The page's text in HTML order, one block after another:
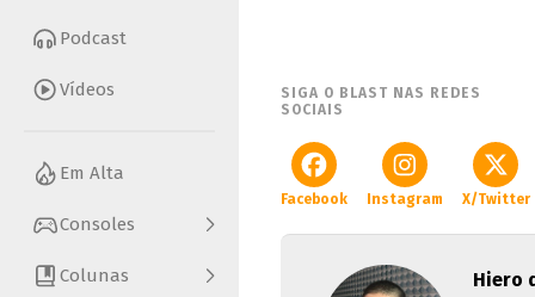
Podcast
Vídeos
Em Alta
Consoles
Colunas
SIGA O BLAST NAS REDES
SOCIAIS
Facebook Instagram X/Twitter
Hiero